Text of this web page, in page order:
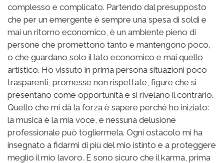
complesso e complicato. Partendo dal presupposto
che per un emergente è sempre una spesa di soldi e
mai un ritorno economico, è un ambiente pieno di
persone che promettono tanto e mantengono poco,
o che guardano solo il lato economico e mai quello
artistico. Ho vissuto in prima persona situazioni poco
trasparenti, promesse non rispettate, figure che si
presentano come opportunità e si rivelano il contrario.
Quello che mi dà la forza è sapere perché ho iniziato:
la musica è la mia voce, e nessuna delusione
professionale può togliermela. Ogni ostacolo mi ha
insegnato a fidarmi di più del mio istinto e a proteggere
meglio il mio lavoro. E sono sicuro che il karma, prima